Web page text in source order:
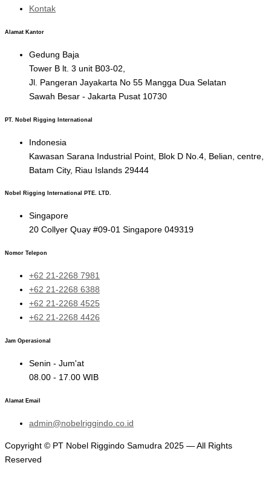
Kontak
Alamat Kantor
Gedung Baja
Tower B lt. 3 unit B03-02,
Jl. Pangeran Jayakarta No 55 Mangga Dua Selatan
Sawah Besar - Jakarta Pusat 10730
PT. Nobel Rigging International
Indonesia
Kawasan Sarana Industrial Point, Blok D No.4, Belian, centre,
Batam City, Riau Islands 29444
Nobel Rigging International PTE. LTD.
Singapore
20 Collyer Quay #09-01 Singapore 049319
Nomor Telepon
+62 21-2268 7981
+62 21-2268 6388
+62 21-2268 4525
+62 21-2268 4426
Jam Operasional
Senin - Jum'at
08.00 - 17.00 WIB
Alamat Email
admin@nobelriggindo.co.id
Copyright © PT Nobel Riggindo Samudra 2025 — All Rights
Reserved